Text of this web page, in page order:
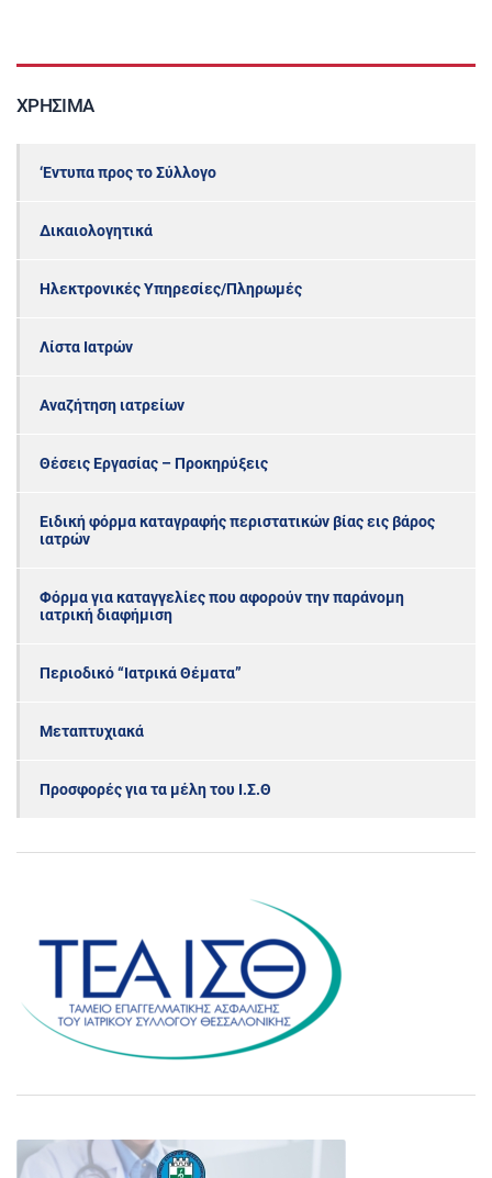
ΧΡΉΣΙΜΑ
‘Εντυπα προς το Σύλλογο
Δικαιολογητικά
Ηλεκτρονικές Υπηρεσίες/Πληρωμές
Λίστα Ιατρών
Αναζήτηση ιατρείων
Θέσεις Εργασίας – Προκηρύξεις
Ειδική φόρμα καταγραφής περιστατικών βίας εις βάρος
ιατρών
Φόρμα για καταγγελίες που αφορούν την παράνομη
ιατρική διαφήμιση
Περιοδικό “Ιατρικά Θέματα”
Μεταπτυχιακά
Προσφορές για τα μέλη του Ι.Σ.Θ